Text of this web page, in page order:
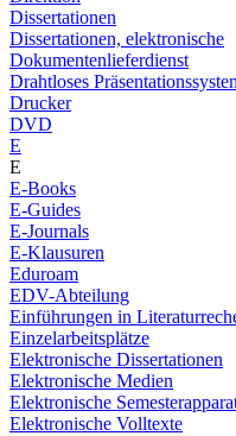
Dissertationen
Dissertationen, elektronische
Dokumentenlieferdienst
Drahtloses
Drucker
DVD
E
E
E-Books
E-Guides
E-Journals
E-Klausuren
Eduroam
EDV-Abteilung
Einführungen in
Einzelarbeitsplätze
Elektronische Dissertationen
Elektronische Medien
Elektronische
Elektronische Volltexte